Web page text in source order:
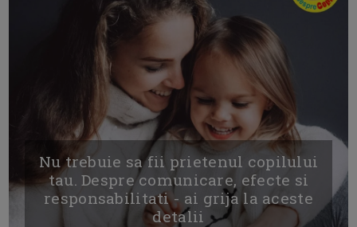
Nu trebuie sa fii prietenul copilului
tau. Despre comunicare, efecte si
responsabilitati - ai grija la aceste
detalii